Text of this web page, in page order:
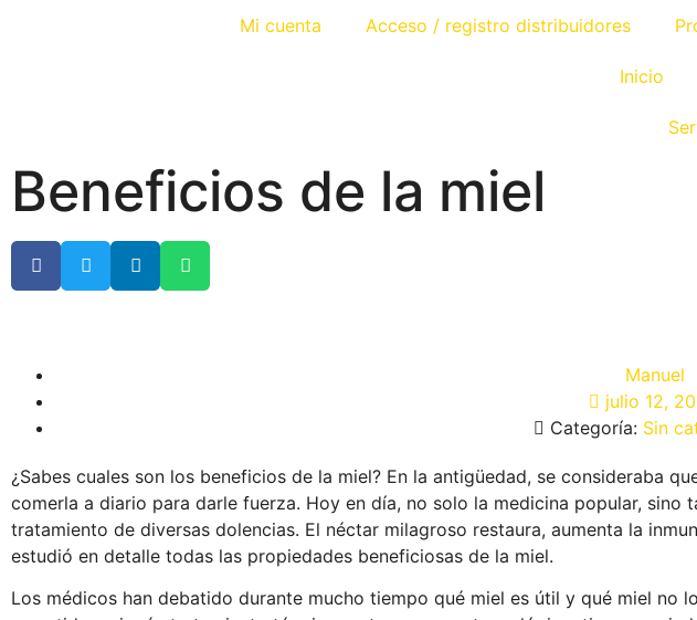
Mi cuenta Acceso / registro distribuidores
Inicio
Beneficios de la miel
Manuel
julio 12,
Categoría: Sin
¿Sabes cuales son los beneficios de la miel? En la antigüedad, se consideraba
comerla a diario para darle fuerza. Hoy en día, no solo la medicina popular, sino
tratamiento de diversas dolencias. El néctar milagroso restaura, aumenta la
estudió en detalle todas las propiedades beneficiosas de la miel.
Los médicos han debatido durante mucho tiempo qué miel es útil y qué miel no